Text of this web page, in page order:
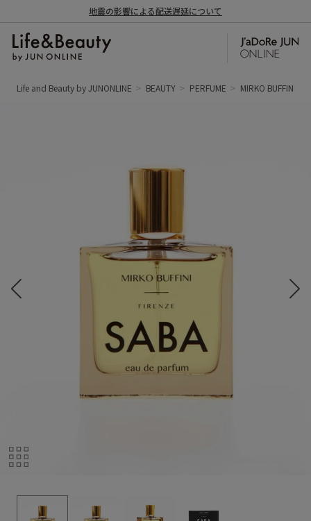
地震の影響による配送遅延について
Life and Beauty by JUNONLINE BEAUTY PERFUME MIRKO BUFFINI